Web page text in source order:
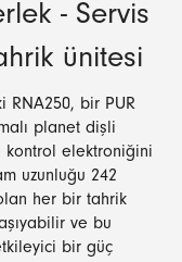
- Servis
ünitesi
RNA250, bir PUR
planet dişli
kontrol elektroniğini
uzunluğu 242
her bir tahrik
ve bu
bir güç